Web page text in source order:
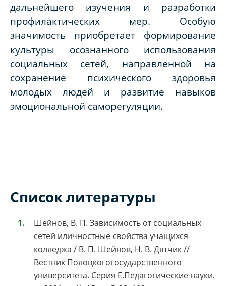
дальнейшего изучения и разработки
профилактических мер. Особую
значимость приобретает формирование
культуры осознанного использования
социальных сетей, направленной на
сохранение психического здоровья
молодых людей и развитие навыков
эмоциональной саморегуляции.
Список литературы
Шейнов, В. П. Зависимость от социальных
сетей иличностные свойства учащихся
колледжа / В. П. Шейнов, Н. В. Дятчик //
Вестник Полоцкогогосударственного
университета. Серия E.Педагогические науки.